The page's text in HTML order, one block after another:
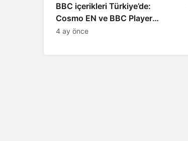
BBC içerikleri Türkiye’de:
Cosmo EN ve BBC Player
yayında
4 ay önce